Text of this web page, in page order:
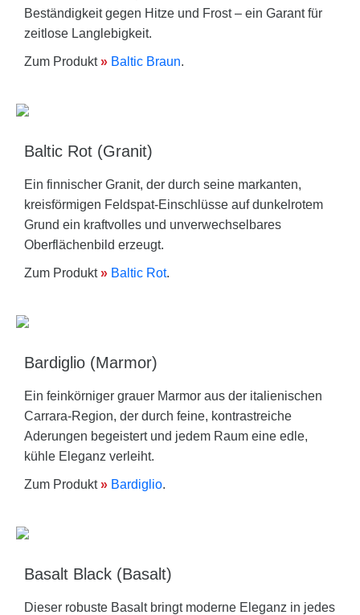
Beständigkeit gegen Hitze und Frost – ein Garant für
zeitlose Langlebigkeit.
Zum Produkt» Baltic Braun.
Baltic Rot (Granit)
Ein finnischer Granit, der durch seine markanten,
kreisförmigen Feldspat-Einschlüsse auf dunkelrotem
Grund ein kraftvolles und unverwechselbares
Oberflächenbild erzeugt.
Zum Produkt» Baltic Rot.
Bardiglio (Marmor)
Ein feinkörniger grauer Marmor aus der italienischen
Carrara-Region, der durch feine, kontrastreiche
Aderungen begeistert und jedem Raum eine edle,
kühle Eleganz verleiht.
Zum Produkt» Bardiglio.
Basalt Black (Basalt)
Dieser robuste Basalt bringt moderne Eleganz in jedes